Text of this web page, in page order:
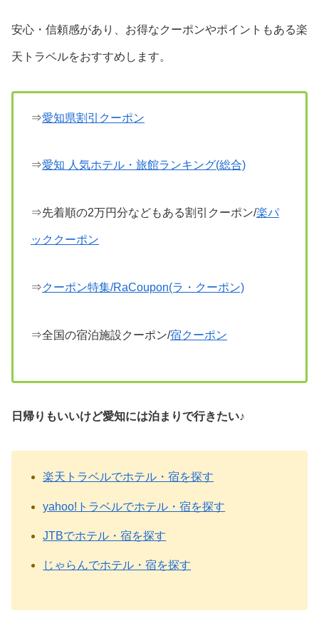
安心・信頼感があり、お得なクーポンやポイントもある楽
天トラベルをおすすめします。
⇒愛知県割引クーポン
⇒愛知 人気ホテル・旅館ランキング(総合)
⇒先着順の2万円分などもある割引クーポン/楽パ
ッククーポン
⇒クーポン特集/RaCoupon(ラ・クーポン)
⇒全国の宿泊施設クーポン/宿クーポン
日帰りもいいけど愛知には泊まりで行きたい♪
楽天トラベルでホテル・宿を探す
yahoo!トラベルでホテル・宿を探す
JTBでホテル・宿を探す
じゃらんでホテル・宿を探す